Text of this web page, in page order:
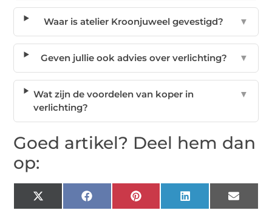
Waar is atelier Kroonjuweel gevestigd? ▼
Geven jullie ook advies over verlichting? ▼
Wat zijn de voordelen van koper in
verlichting?
▼
Goed artikel? Deel hem dan
op:
X
(Twitter)
Facebook Pinterest LinkedIn Email